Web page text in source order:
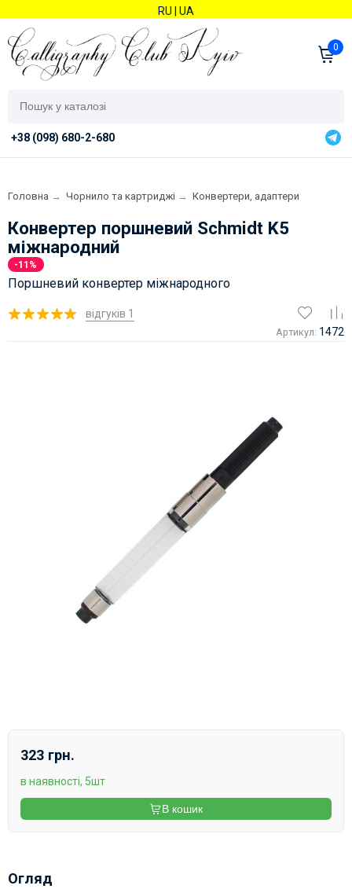
RU UA
0
+38 (098) 680-2-680
Головна → Чорнило та картриджі → Конвертери, адаптери
Конвертер поршневий Schmidt K5
міжнародний
-11%
Поршневий конвертер міжнародного
відгуків 1
Артикул: 1472
323 грн.
в наявності, 5шт
В кошик
Огляд